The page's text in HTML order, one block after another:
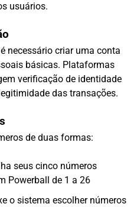
usuários.
necessário criar uma conta
básicas. Plataformas
verificação de identidade
das transações.
de duas formas:
seus cinco números
Powerball de 1 a 26
o sistema escolher números